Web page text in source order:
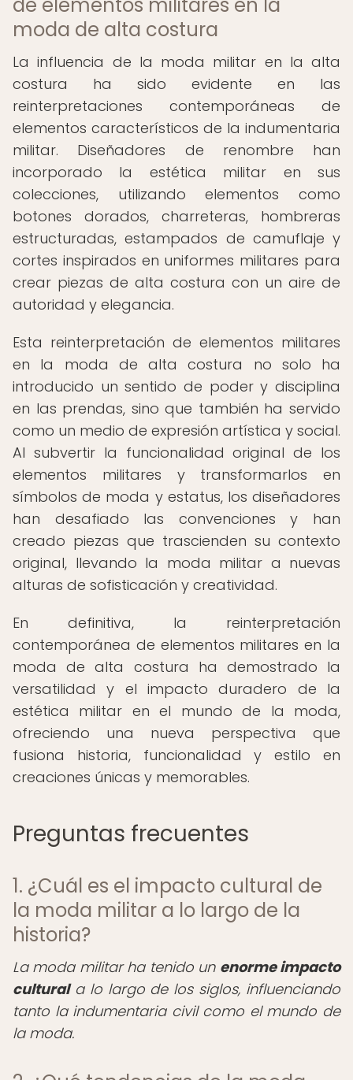
moda de alta costura
La influencia de la moda militar en la alta
costura ha sido evidente en las
reinterpretaciones contemporáneas de
elementos característicos de la indumentaria
militar. Diseñadores de renombre han
incorporado la estética militar en sus
colecciones, utilizando elementos como
botones dorados, charreteras, hombreras
estructuradas, estampados de camuflaje y
cortes inspirados en uniformes militares para
crear piezas de alta costura con un aire de
autoridad y elegancia.
Esta reinterpretación de elementos militares
en la moda de alta costura no solo ha
introducido un sentido de poder y disciplina
en las prendas, sino que también ha servido
como un medio de expresión artística y social.
Al subvertir la funcionalidad original de los
elementos militares y transformarlos en
símbolos de moda y estatus, los diseñadores
han desafiado las convenciones y han
creado piezas que trascienden su contexto
original, llevando la moda militar a nuevas
alturas de sofisticación y creatividad.
En definitiva, la reinterpretación
contemporánea de elementos militares en la
moda de alta costura ha demostrado la
versatilidad y el impacto duradero de la
estética militar en el mundo de la moda,
ofreciendo una nueva perspectiva que
fusiona historia, funcionalidad y estilo en
creaciones únicas y memorables.
Preguntas frecuentes
1. ¿Cuál es el impacto cultural de
la moda militar a lo largo de la
historia?
La moda militar ha tenido un enorme impacto
culturala lo largo de los siglos, influenciando
tanto la indumentaria civil como el mundo de
la moda.